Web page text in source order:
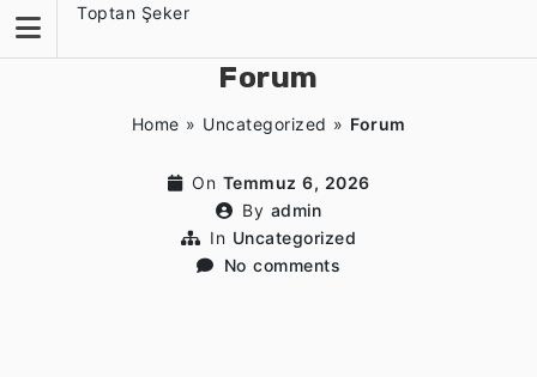
content
Toptan Şeker
Forum
Home » Uncategorized » Forum
On Temmuz 6, 2026
By admin
In Uncategorized
No comments